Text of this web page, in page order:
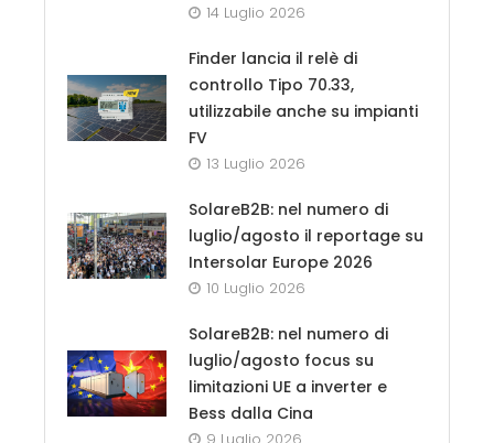
14 Luglio 2026
Finder lancia il relè di
controllo Tipo 70.33,
utilizzabile anche su impianti
FV
13 Luglio 2026
SolareB2B: nel numero di
luglio/agosto il reportage su
Intersolar Europe 2026
10 Luglio 2026
SolareB2B: nel numero di
luglio/agosto focus su
limitazioni UE a inverter e
Bess dalla Cina